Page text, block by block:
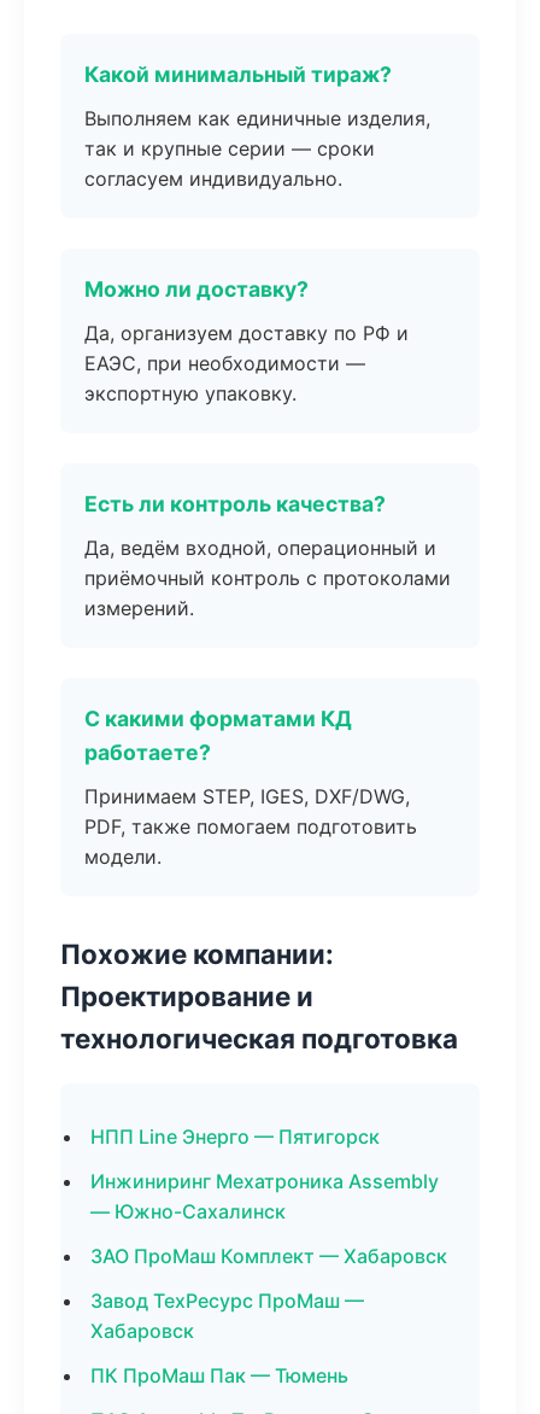
Какой минимальный тираж?
Выполняем как единичные изделия,
так и крупные серии — сроки
согласуем индивидуально.
Можно ли доставку?
Да, организуем доставку по РФ и
ЕАЭС, при необходимости —
экспортную упаковку.
Есть ли контроль качества?
Да, ведём входной, операционный и
приёмочный контроль с протоколами
измерений.
С какими форматами КД
работаете?
Принимаем STEP, IGES, DXF/DWG,
PDF, также помогаем подготовить
модели.
Похожие компании:
Проектирование и
технологическая подготовка
НПП Line Энерго — Пятигорск
Инжиниринг Мехатроника Assembly
— Южно-Сахалинск
ЗАО ПроМаш Комплект — Хабаровск
Завод ТехРесурс ПроМаш —
Хабаровск
ПК ПроМаш Пак — Тюмень